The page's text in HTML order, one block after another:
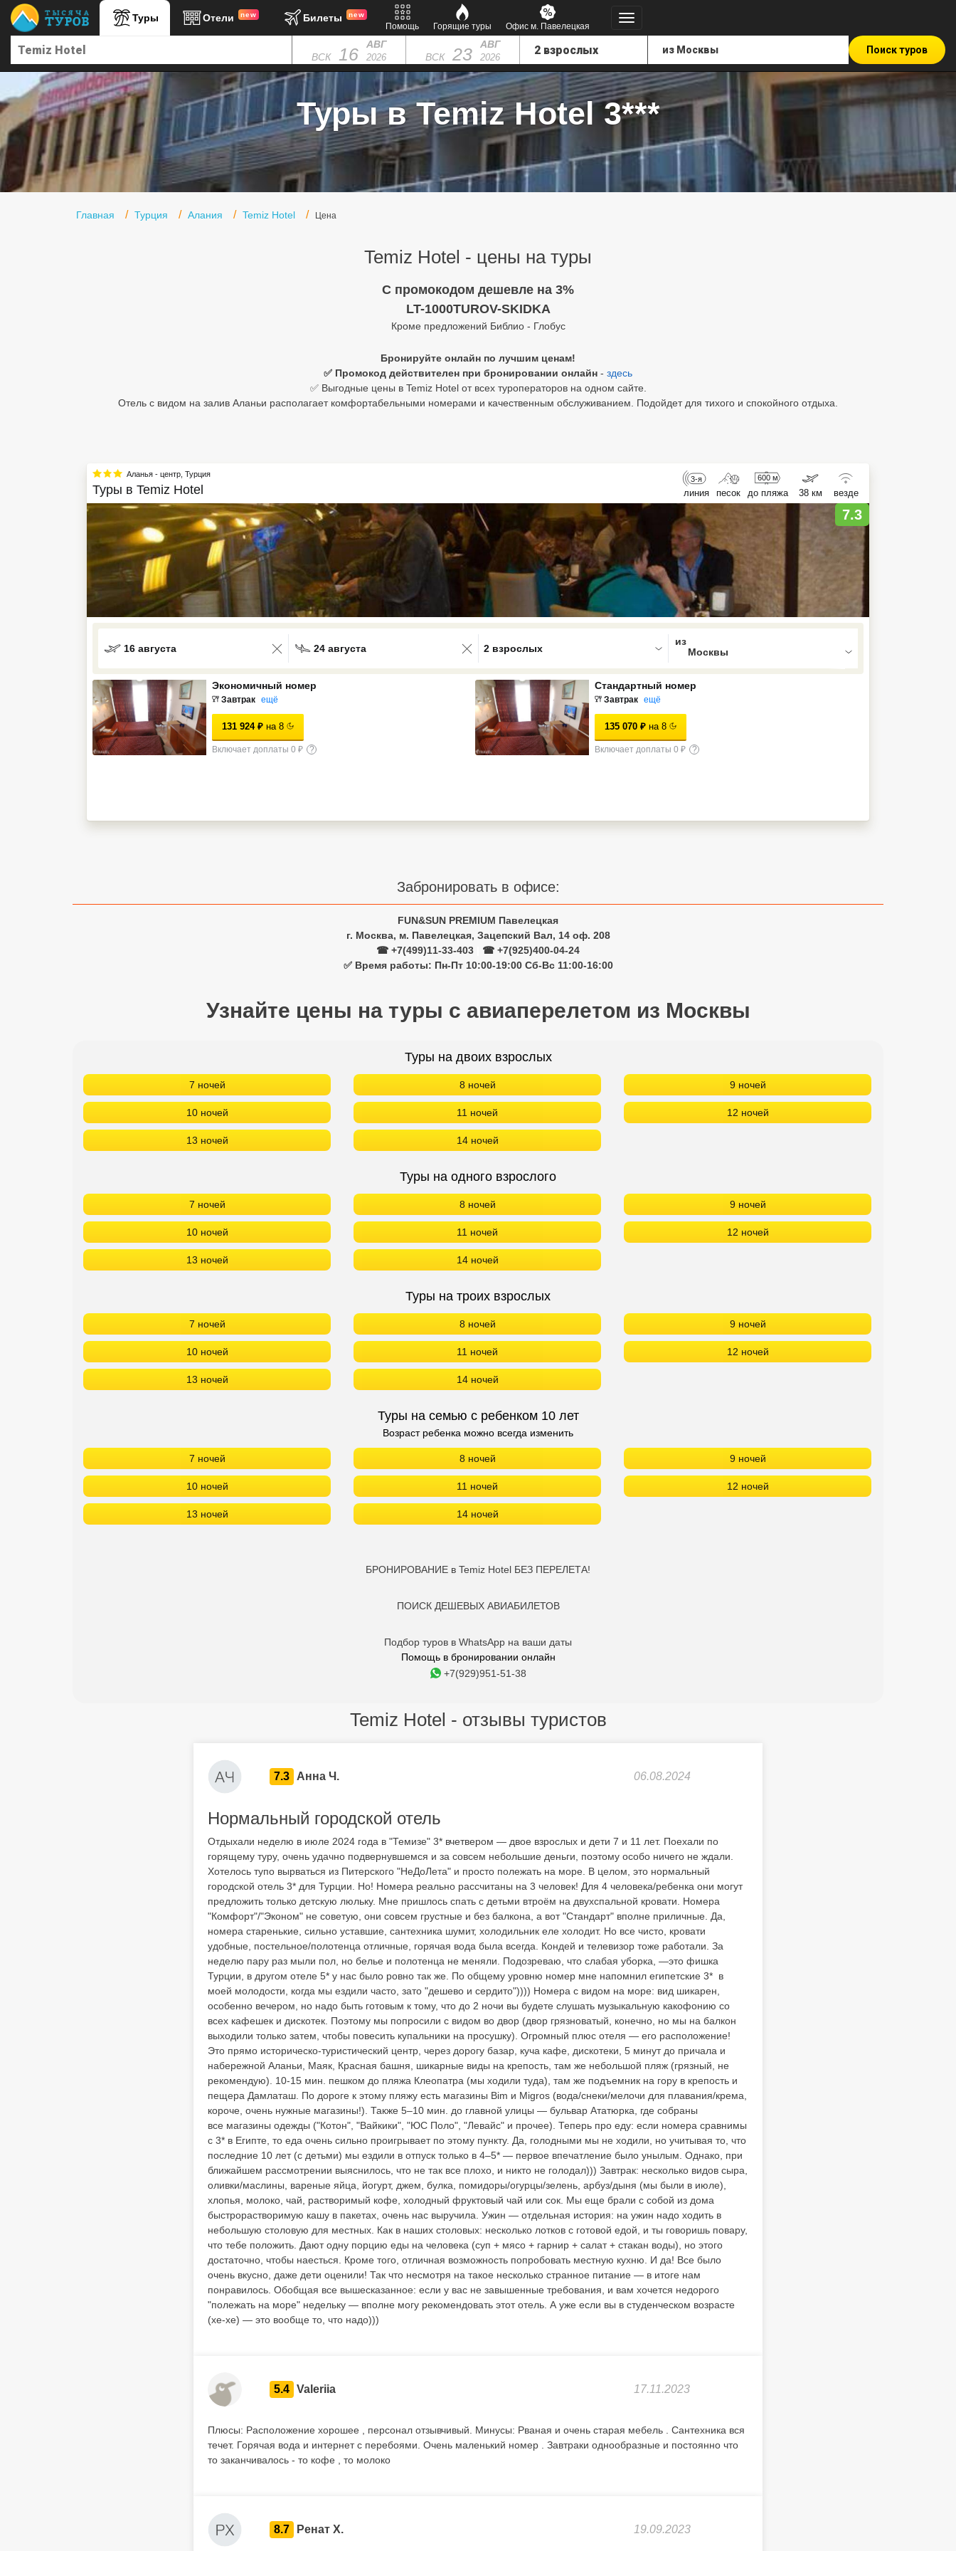
Туры Отели new Билеты new
Помощь Горящие туры Офис м. Павелецкая
ВСК 16 АВГ
2026 ВСК 23 АВГ
2026
Поиск туров
Туры в Temiz Hotel 3***
Главная Турция Алания Temiz Hotel Цена
Temiz Hotel - цены на туры
C промокодом дешевле на 3%
LT-1000TUROV-SKIDKA
Кроме предложений Библио - Глобус
Бронируйте онлайн по лучшим ценам!
✅ Промокод действителен при бронировании онлайн - здесь
✅ Выгодные цены в Temiz Hotel от всех туроператоров на одном сайте.
Отель с видом на залив Аланьи располагает комфортабельными номерами и качественным обслуживанием. Подойдет для тихого и спокойного отдыха.
Аланья - центр, Турция
Туры в Temiz Hotel
3-я
линия песок
600 м
до пляжа 38 км везде
7.3
16 августа 24 августа
0 results available. Select is focused , press Down to open the menu,
2 взрослых
Экономичный номер
Завтрак ещё
131 924 ₽ на 8
Включает доплаты 0 ₽ ?
Стандартный номер
Завтрак ещё
135 070 ₽ на 8
Включает доплаты 0 ₽ ?
Забронировать в офисе:
FUN&SUN PREMIUM Павелецкая
г. Москва, м. Павелецкая, Зацепский Вал, 14 оф. 208
☎ +7(499)11-33-403
☎ +7(925)400-04-24
✅ Время работы: Пн-Пт 10:00-19:00 Сб-Вс 11:00-16:00
Узнайте цены на туры с авиаперелетом из Москвы
Туры на двоих взрослых
7 ночей 8 ночей 9 ночей
10 ночей 11 ночей 12 ночей
13 ночей 14 ночей
Туры на одного взрослого
7 ночей 8 ночей 9 ночей
10 ночей 11 ночей 12 ночей
13 ночей 14 ночей
Туры на троих взрослых
7 ночей 8 ночей 9 ночей
10 ночей 11 ночей 12 ночей
13 ночей 14 ночей
Туры на семью с ребенком 10 лет
Возраст ребенка можно всегда изменить
7 ночей 8 ночей 9 ночей
10 ночей 11 ночей 12 ночей
13 ночей 14 ночей
БРОНИРОВАНИЕ в Temiz Hotel БЕЗ ПЕРЕЛЕТА!
ПОИСК ДЕШЕВЫХ АВИАБИЛЕТОВ
Подбор туров в WhatsApp на ваши даты
Помощь в бронировании онлайн
+7(929)951-51-38
Temiz Hotel - отзывы туристов
7.3 Анна Ч. 06.08.2024
Нормальный городской отель
Отдыхали неделю в июле 2024 года в "Темизе" 3* вчетвером — двое взрослых и дети 7 и 11 лет. Поехали по
горящему туру, очень удачно подвернувшемся и за совсем небольшие деньги, поэтому особо ничего не ждали.
Хотелось тупо вырваться из Питерского "НеДоЛета" и просто полежать на море. В целом, это нормальный
городской отель 3* для Турции. Но! Номера реально рассчитаны на 3 человек! Для 4 человека/ребенка они могут
предложить только детскую люльку. Мне пришлось спать с детьми втроём на двухспальной кровати. Номера
"Комфорт"/"Эконом" не советую, они совсем грустные и без балкона, а вот "Стандарт" вполне приличные. Да,
номера старенькие, сильно уставшие, сантехника шумит, холодильник еле холодит. Но все чисто, кровати
удобные, постельное/полотенца отличные, горячая вода была всегда. Кондей и телевизор тоже работали. За
неделю пару раз мыли пол, но белье и полотенца не меняли. Подозреваю, что слабая уборка, —это фишка
Турции, в другом отеле 5* у нас было ровно так же. По общему уровню номер мне напомнил египетские 3* в
моей молодости, когда мы ездили часто, зато "дешево и сердито")))) Номера с видом на море: вид шикарен,
особенно вечером, но надо быть готовым к тому, что до 2 ночи вы будете слушать музыкальную какофонию со
всех кафешек и дискотек. Поэтому мы попросили с видом во двор (двор грязноватый, конечно, но мы на балкон
выходили только затем, чтобы повесить купальники на просушку). Огромный плюс отеля — его расположение!
Это прямо историческо-туристический центр, через дорогу базар, куча кафе, дискотеки, 5 минут до причала и
набережной Аланьи, Маяк, Красная башня, шикарные виды на крепость, там же небольшой пляж (грязный, не
рекомендую). 10-15 мин. пешком до пляжа Клеопатра (мы ходили туда), там же подъемник на гору в крепость и
пещера Дамлаташ. По дороге к этому пляжу есть магазины Bim и Migros (вода/снеки/мелочи для плавания/крема,
короче, очень нужные магазины!). Также 5–10 мин. до главной улицы — бульвар Ататюрка, где собраны
все магазины одежды ("Котон", "Вайкики", "ЮС Поло", "Левайс" и прочее). Теперь про еду: если номера сравнимы
с 3* в Египте, то еда очень сильно проигрывает по этому пункту. Да, голодными мы не ходили, но учитывая то, что
последние 10 лет (с детьми) мы ездили в отпуск только в 4–5* — первое впечатление было унылым. Однако, при
ближайшем рассмотрении выяснилось, что не так все плохо, и никто не голодал))) Завтрак: несколько видов сыра,
оливки/маслины, вареные яйца, йогурт, джем, булка, помидоры/огурцы/зелень, арбуз/дыня (мы были в июле),
хлопья, молоко, чай, растворимый кофе, холодный фруктовый чай или сок. Мы еще брали с собой из дома
быстрорастворимую кашу в пакетах, очень нас выручила. Ужин — отдельная история: на ужин надо ходить в
небольшую столовую для местных. Как в наших столовых: несколько лотков с готовой едой, и ты говоришь повару,
что тебе положить. Дают одну порцию еды на человека (суп + мясо + гарнир + салат + стакан воды), но этого
достаточно, чтобы наесться. Кроме того, отличная возможность попробовать местную кухню. И да! Все было
очень вкусно, даже дети оценили! Так что несмотря на такое несколько странное питание — в итоге нам
понравилось. Обобщая все вышесказанное: если у вас не завышенные требования, и вам хочется недорого
"полежать на море" недельку — вполне могу рекомендовать этот отель. А уже если вы в студенческом возрасте
(хе-хе) — это вообще то, что надо)))
5.4 Valeriia 17.11.2023
Плюсы: Расположение хорошее , персонал отзывчивый. Минусы: Рваная и очень старая мебель . Сантехника вся
течет. Горячая вода и интернет с перебоями. Очень маленький номер . Завтраки однообразные и постоянно что
то заканчивалось - то кофе , то молоко
8.7 Ренат Х. 19.09.2023
Главная
Туры в Турцию
Туры в Египет
Туры в ОАЭ
Офис г. Москва
Экскурсионные туры
VIP отели 5 звезд
ТОП 10 лучших отелей 5*
Сетевые отели Шри Ланки
Сетевые отели Бали
Сетевые отели Сейшел
Сетевые отели Маврикия